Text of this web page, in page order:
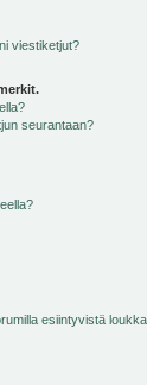
viestiketjut?
seurantaan?
esiintyvistä